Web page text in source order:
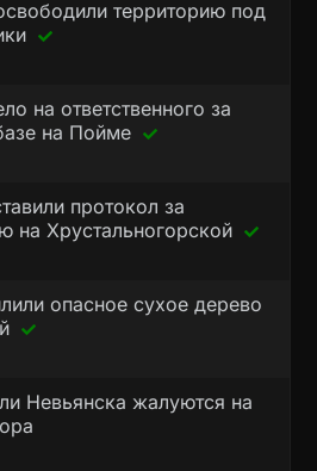
территорию под
на ответственного за
на Пойме
протокол за
на Хрустальногорской
опасное сухое дерево
Невьянска жалуются на